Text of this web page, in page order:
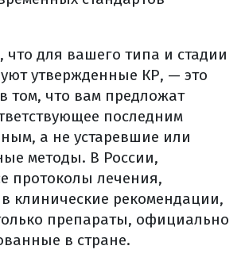
что для вашего типа и стадии
утвержденные КР, — это
том, что вам предложат
последним
а не устаревшие или
методы. В России,
протоколы лечения,
клинические рекомендации,
препараты, официально
в стране.